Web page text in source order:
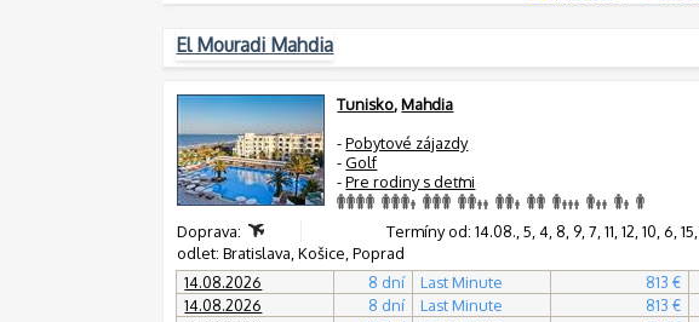
El Mouradi Mahdia
Tunisko,Mahdia
-Pobytové zájazdy
-Golf
-Pre rodiny s deťmi
Doprava:
Termíny od: 14.08., 5, 4, 8, 9, 7, 11, 12, 10, 6,
odlet: Bratislava, Košice, Poprad
14.08.2026
8 dní Last Minute 813 €
14.08.2026
8 dní Last Minute 813 €